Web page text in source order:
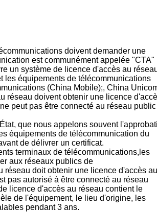
doivent demander une
est communément appelée "CTA"
un système de licence d'accès au
les équipements de télécommunications
(China Mobile);, China
réseau doivent obtenir une licence
peut pas être connecté au réseau
que nous appelons souvent
équipements de télécommunication du
de délivrer un certificat.
terminaux de télécommunications,les
aux réseaux publics de
réseau doit obtenir une licence d'accès au
pas autorisé à être connecté au réseau
licence d'accès au réseau contient le
de l'équipement, le lieu d'origine, les
pendant 3 ans.